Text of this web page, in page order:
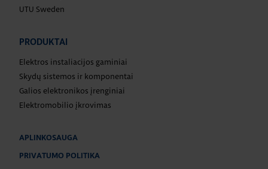
UTU Sweden
PRODUKTAI
Elektros instaliacijos gaminiai
Skydų sistemos ir komponentai
Galios elektronikos įrenginiai
Elektromobilio įkrovimas
APLINKOSAUGA
PRIVATUMO POLITIKA